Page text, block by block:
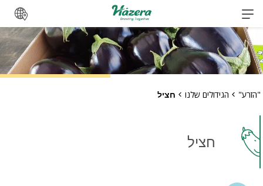
דלג
"הזרע" > הגידולים שלנו > חציל
חציל